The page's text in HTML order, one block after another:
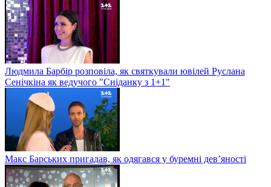
Людмила Барбір розповіла, як святкували ювілей Руслана
Сенічкіна як ведучого "Сніданку з 1+1"
Макс Барських пригадав, як одягався у буремні дев’яності